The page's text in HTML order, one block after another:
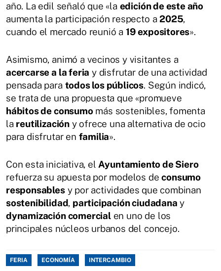
año. La edil señaló que «la edición de este año
aumenta la participación respecto a2025,
cuando el mercado reunió a 19 expositores».
Asimismo, animó a vecinos y visitantes a
acercarse a la feria y disfrutar de una actividad
pensada para todos los públicos. Según indicó,
se trata de una propuesta que «promueve
hábitos de consumomás sostenibles, fomenta
la reutilizacióny ofrece una alternativa de ocio
para disfrutar en familia».
Con esta iniciativa, el Ayuntamiento de Siero
refuerza su apuesta por modelos deconsumo
responsablesy por actividades que combinan
sostenibilidad, participación ciudadana y
dynamización comercialen uno de los
principales núcleos urbanos del concejo.
FERIA ECONOMÍA INTERCAMBIO